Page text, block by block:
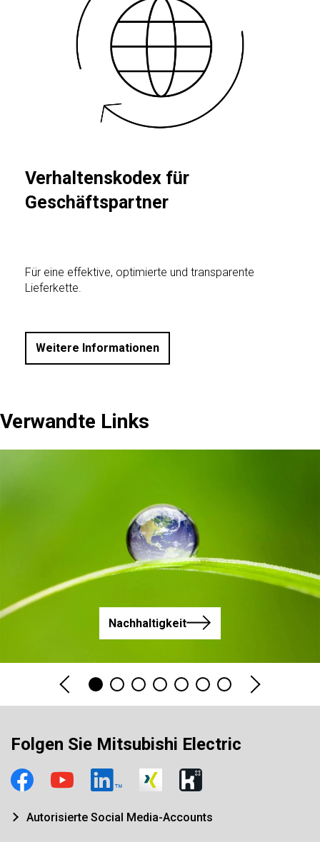
Verhaltenskodex für
Geschäftspartner
Für eine effektive, optimierte und transparente
Lieferkette.
Weitere Informationen
Verwandte Links
Nachhaltigkeit
Folgen Sie Mitsubishi Electric
Autorisierte Social Media-Accounts